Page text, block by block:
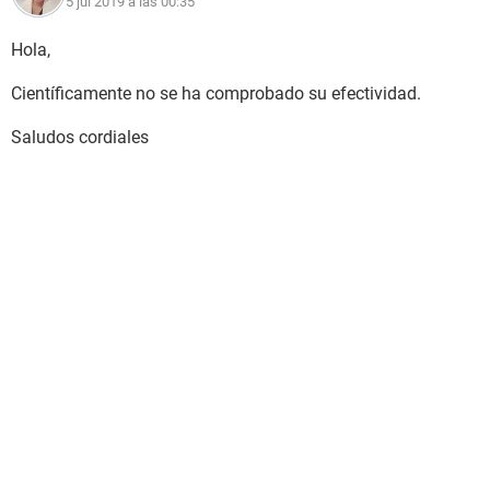
Hola,
Científicamente no se ha comprobado su efectividad.
Saludos cordiales